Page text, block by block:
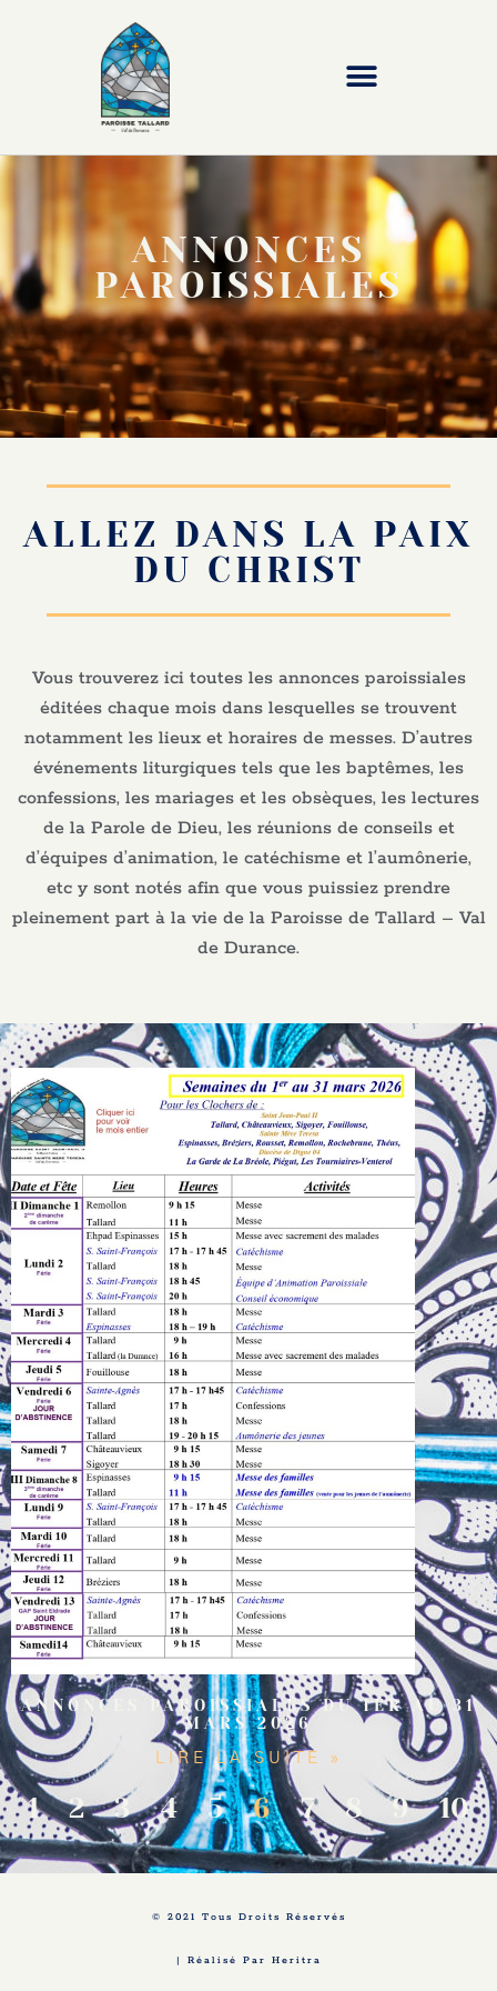
ANNONCES
PAROISSIALES
ALLEZ DANS LA PAIX
DU CHRIST
Vous trouverez ici toutes les annonces paroissiales
éditées chaque mois dans lesquelles se trouvent
notamment les lieux et horaires de messes. D’autres
événements liturgiques tels que les baptêmes, les
confessions, les mariages et les obsèques, les lectures
de la Parole de Dieu, les réunions de conseils et
d’équipes d’animation, le catéchisme et l’aumônerie,
etc y sont notés afin que vous puissiez prendre
pleinement part à la vie de la Paroisse de Tallard – Val
de Durance.
ANNONCES PAROISSIALES DU 1ER AU 31
MARS 2026
LIRE LA SUITE »
1 2 3 4 5 6 7 8 9 10
© 2021 Tous Droits Réservés
| Réalisé Par Heritra